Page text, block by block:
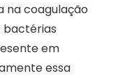
na coagulação
bactérias
em
essa